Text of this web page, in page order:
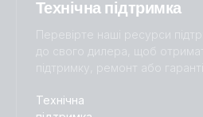
Технічна підтримка
Перевірте наші ресурси
до свого дилера, щоб
підтримку, ремонт або
Технічна